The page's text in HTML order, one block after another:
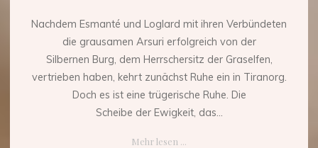
Nachdem Esmanté und Loglard mit ihren Verbündeten
die grausamen Arsuri erfolgreich von der
Silbernen Burg, dem Herrschersitz der Graselfen,
vertrieben haben, kehrt zunächst Ruhe ein in Tiranorg.
Doch es ist eine trügerische Ruhe. Die
Scheibe der Ewigkeit, das...
Mehr lesen ...